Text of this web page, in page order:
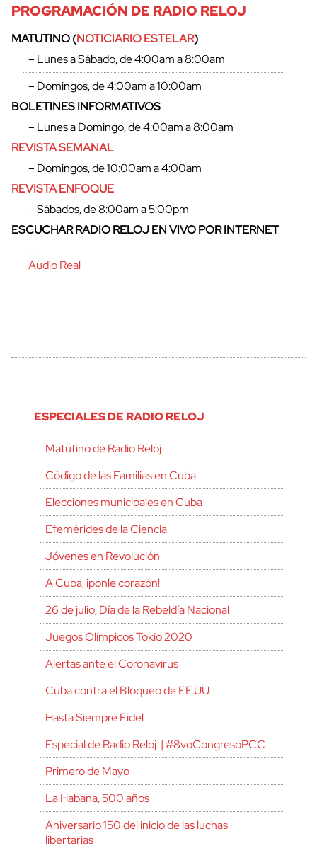
PROGRAMACIÓN DE RADIO RELOJ
MATUTINO (NOTICIARIO ESTELAR)
– Lunes a Sábado, de 4:00am a 8:00am
– Domingos, de 4:00am a 10:00am
BOLETINES INFORMATIVOS
– Lunes a Domingo, de 4:00am a 8:00am
REVISTA SEMANAL
– Domingos, de 10:00am a 4:00am
REVISTA ENFOQUE
– Sábados, de 8:00am a 5:00pm
ESCUCHAR RADIO RELOJ EN VIVO POR INTERNET
–
Audio Real
ESPECIALES DE RADIO RELOJ
Matutino de Radio Reloj
Código de las Familias en Cuba
Elecciones municipales en Cuba
Efemérides de la Ciencia
Jóvenes en Revolución
A Cuba, ¡ponle corazón!
26 de julio, Día de la Rebeldía Nacional
Juegos Olímpicos Tokio 2020
Alertas ante el Coronavirus
Cuba contra el Bloqueo de EE.UU.
Hasta Siempre Fidel
Especial de Radio Reloj | #8voCongresoPCC
Primero de Mayo
La Habana, 500 años
Aniversario 150 del inicio de las luchas
libertarias